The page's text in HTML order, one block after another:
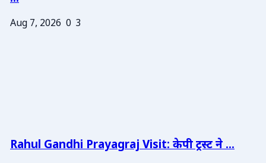
Aug 7, 2026 0 3
Rahul Gandhi Prayagraj Visit: केपी ट्रस्ट ने ...